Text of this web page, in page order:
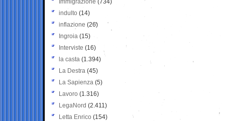
Immigrazione (734)
indulto (14)
inflazione (26)
Ingroia (15)
Interviste (16)
la casta (1.394)
La Destra (45)
La Sapienza (5)
Lavoro (1.316)
LegaNord (2.411)
Letta Enrico (154)